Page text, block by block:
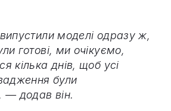
моделі одразу ж,
готові, ми очікуємо,
кілька днів, щоб усі
були
— додав він.